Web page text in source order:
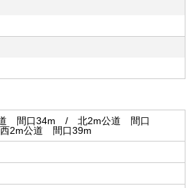
道 間口34m / 北2m公道 間口
2m公道 間口39m